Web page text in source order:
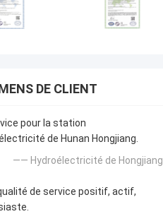
DE CLIENT
pour la station
de Hunan Hongjiang.
—— Hydroélectricité de Hongjiang
de service positif, actif,